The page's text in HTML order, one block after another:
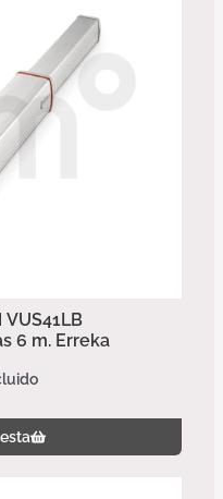
6 m. Erreka